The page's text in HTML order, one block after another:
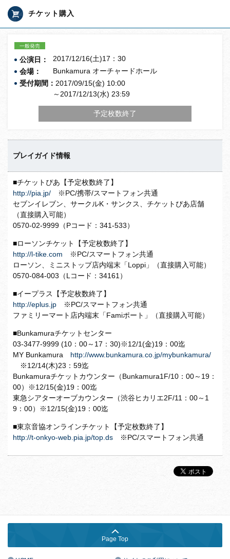
チケット購入
一般発売
公演日：
2017/12/16(土)17：30
会場：
Bunkamura オーチャードホール
受付期間： 2017/09/15(金) 10:00
～2017/12/13(水) 23:59
予定枚数終了
プレイガイド情報
■チケットぴあ【予定枚数終了】
http://pia.jp/ ※PC/携帯/スマートフォン共通
セブンイレブン、サークルK・サンクス、チケットぴあ店舗
（直接購入可能）
0570-02-9999（Pコード：341-533）
■ローソンチケット【予定枚数終了】
http://l-tike.com ※PC/スマートフォン共通
ローソン、ミニストップ店内端末「Loppi」（直接購入可能）
0570-084-003（Lコード：34161）
■イープラス【予定枚数終了】
http://eplus.jp ※PC/スマートフォン共通
ファミリーマート店内端末「Famiポート」（直接購入可能）
■Bunkamuraチケットセンター
03-3477-9999 (10：00～17：30)※12/1(金)19：00迄
MY Bunkamura http://www.bunkamura.co.jp/mybunkamura/
※12/14(木)23：59迄
Bunkamuraチケットカウンター（Bunkamura1F/10：00～19：
00）※12/15(金)19：00迄
東急シアターオーブカウンター（渋谷ヒカリエ2F/11：00～1
9：00）※12/15(金)19：00迄
■東京音協オンラインチケット【予定枚数終了】
http://t-onkyo-web.pia.jp/top.ds ※PC/スマートフォン共通
Page Top